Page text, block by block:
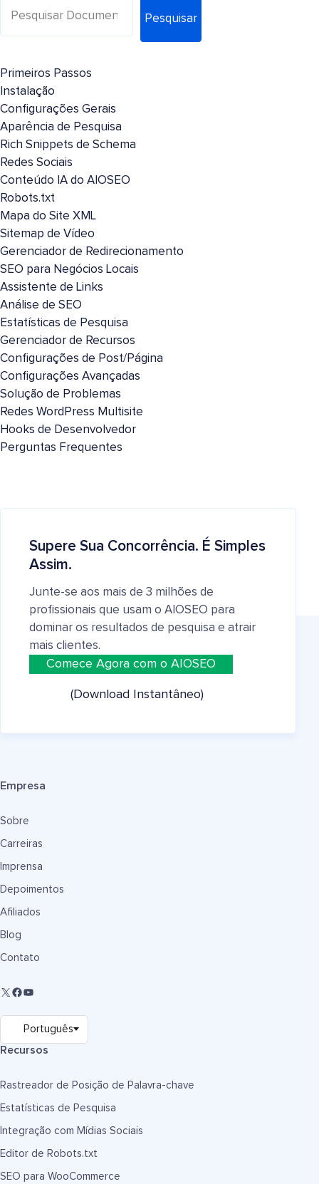
Pesquisar
Primeiros Passos
Instalação
Configurações Gerais
Aparência de Pesquisa
Rich Snippets de Schema
Redes Sociais
Conteúdo IA do AIOSEO
Robots.txt
Mapa do Site XML
Sitemap de Vídeo
Gerenciador de Redirecionamento
SEO para Negócios Locais
Assistente de Links
Análise de SEO
Estatísticas de Pesquisa
Gerenciador de Recursos
Configurações de Post/Página
Configurações Avançadas
Solução de Problemas
Redes WordPress Multisite
Hooks de Desenvolvedor
Perguntas Frequentes
Supere Sua Concorrência. É Simples
Assim.
Junte-se aos mais de 3 milhões de
profissionais que usam o AIOSEO para
dominar os resultados de pesquisa e atrair
mais clientes.
Comece Agora com o AIOSEO
(Download Instantâneo)
Empresa
Sobre
Carreiras
Imprensa
Depoimentos
Afiliados
Blog
Contato
Recursos
Rastreador de Posição de Palavra-chave
Estatísticas de Pesquisa
Integração com Mídias Sociais
Editor de Robots.txt
SEO para WooCommerce